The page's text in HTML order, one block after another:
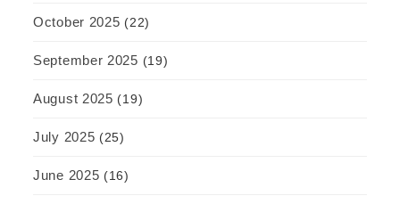
October 2025 (22)
September 2025 (19)
August 2025 (19)
July 2025 (25)
June 2025 (16)